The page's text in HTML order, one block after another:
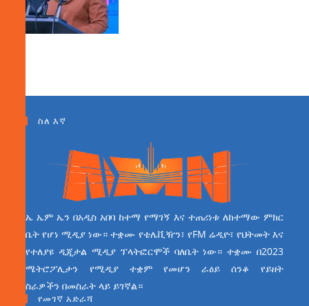
ስለ እኛ
ኤ ኤም ኤን በአዲስ አበባ ከተማ የማገኝ እና ተጠሪነቱ ለከተማው ምክር
ቤት የሆነ ሚዲያ ነው። ተቋሙ የቴሌቪዥን፣ የFM ሬዲዮ፣ የህትመት እና
የተለያዩ ዲጂታል ሚዲያ ፕላትፎርሞች ባለቤት ነው። ተቋሙ በ2023
ሜትሮፖሊታን የሚዲያ ተቋም የመሆን ራዕይ ሰንቆ የይዘት
ስራዎችን በመስራት ላይ ይገኛል።
የመገኛ አድራሻ